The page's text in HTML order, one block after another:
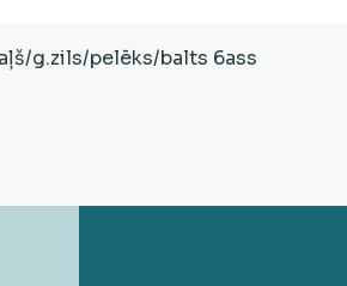
Ātrais skats
g.zils/pelēks/balts 6ass